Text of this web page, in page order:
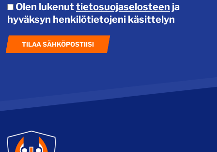
Olen lukenut tietosuojaselosteen ja
hyväksyn henkilötietojeni käsittelyn
TILAA SÄHKÖPOSTIISI